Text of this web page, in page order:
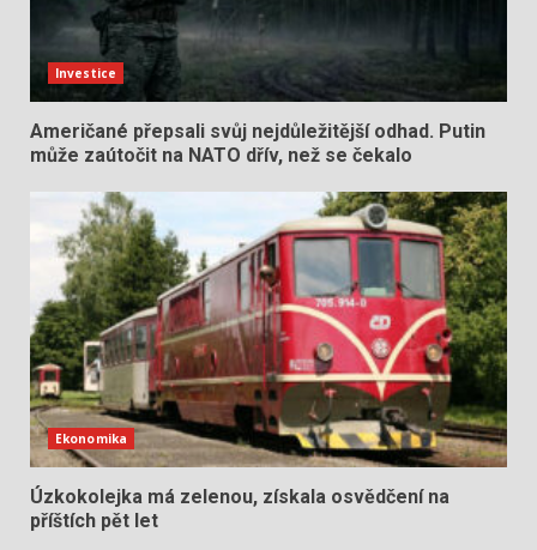
Investice
Američané přepsali svůj nejdůležitější odhad. Putin
může zaútočit na NATO dřív, než se čekalo
Ekonomika
Úzkokolejka má zelenou, získala osvědčení na
příštích pět let